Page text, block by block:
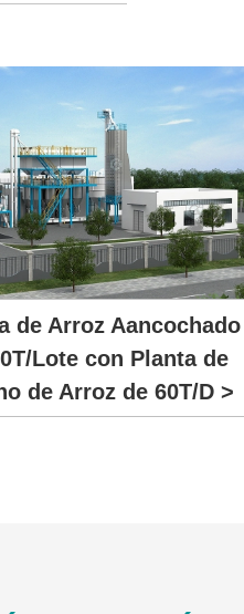
de Arroz Aancochado
Lote con Planta de
de Arroz de 60T/D >